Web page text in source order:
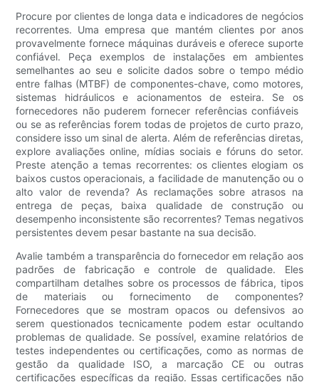
Procure por clientes de longa data e indicadores de negócios
recorrentes. Uma empresa que mantém clientes por anos
provavelmente fornece máquinas duráveis ​​e oferece suporte
confiável. Peça exemplos de instalações em ambientes
semelhantes ao seu e solicite dados sobre o tempo médio
entre falhas (MTBF) de componentes-chave, como motores,
sistemas hidráulicos e acionamentos de esteira. Se os
fornecedores não puderem fornecer referências confiáveis ​​
ou se as referências forem todas de projetos de curto prazo,
considere isso um sinal de alerta. Além de referências diretas,
explore avaliações online, mídias sociais e fóruns do setor.
Preste atenção a temas recorrentes: os clientes elogiam os
baixos custos operacionais, a facilidade de manutenção ou o
alto valor de revenda? As reclamações sobre atrasos na
entrega de peças, baixa qualidade de construção ou
desempenho inconsistente são recorrentes? Temas negativos
persistentes devem pesar bastante na sua decisão.
Avalie também a transparência do fornecedor em relação aos
padrões de fabricação e controle de qualidade. Eles
compartilham detalhes sobre os processos de fábrica, tipos
de materiais ou fornecimento de componentes?
Fornecedores que se mostram opacos ou defensivos ao
serem questionados tecnicamente podem estar ocultando
problemas de qualidade. Se possível, examine relatórios de
testes independentes ou certificações, como as normas de
gestão da qualidade ISO, a marcação CE ou outras
certificações específicas da região. Essas certificações não